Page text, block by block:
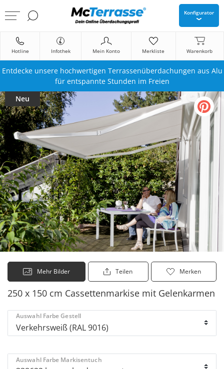
Konfigurator
Hotline Infothek Mein Konto Merkliste Warenkorb
Entdecke unsere hochwertigen Terrassenüberdachungen aus Alu
für entspannte Stunden im Freien
Neu
Mehr Bilder Teilen Merken
250 x 150 cm Cassettenmarkise mit Gelenkarmen
Auswahl Farbe Gestell
Auswahl Farbe Markisentuch